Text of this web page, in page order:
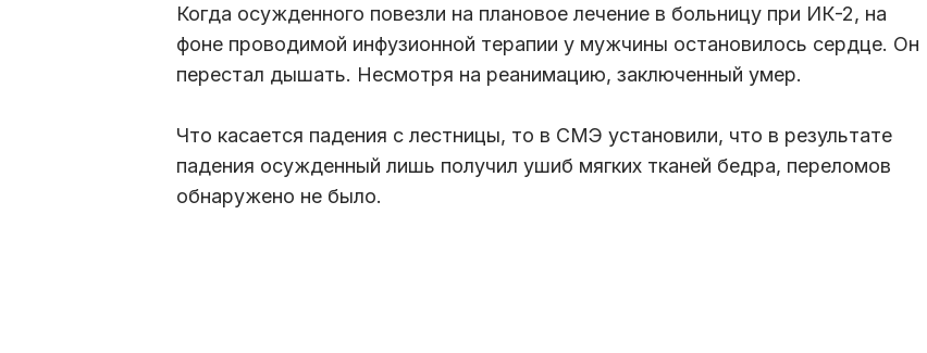
Когда осужденного повезли на плановое лечение в больницу при ИК-2, на
фоне проводимой инфузионной терапии у мужчины остановилось сердце. Он
перестал дышать. Несмотря на реанимацию, заключенный умер.
Что касается падения с лестницы, то в СМЭ установили, что в результате
падения осужденный лишь получил ушиб мягких тканей бедра, переломов
обнаружено не было.